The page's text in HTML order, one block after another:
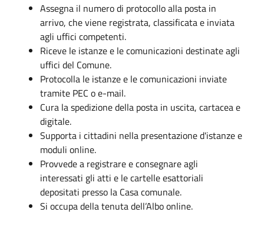
Assegna il numero di protocollo alla posta in
arrivo, che viene registrata, classificata e inviata
agli uffici competenti.
Riceve le istanze e le comunicazioni destinate agli
uffici del Comune.
Protocolla le istanze e le comunicazioni inviate
tramite PEC o e-mail.
Cura la spedizione della posta in uscita, cartacea e
digitale.
Supporta i cittadini nella presentazione d'istanze e
moduli online.
Provvede a registrare e consegnare agli
interessati gli atti e le cartelle esattoriali
depositati presso la Casa comunale.
Si occupa della tenuta dell’Albo online.